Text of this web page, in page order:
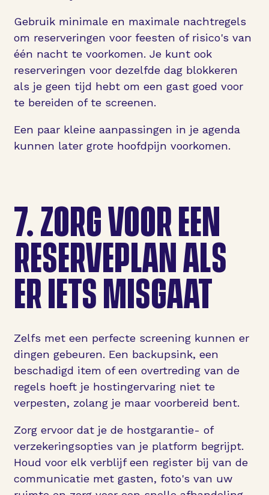
Gebruik minimale en maximale nachtregels
om reserveringen voor feesten of risico's van
één nacht te voorkomen. Je kunt ook
reserveringen voor dezelfde dag blokkeren
als je geen tijd hebt om een gast goed voor
te bereiden of te screenen.
Een paar kleine aanpassingen in je agenda
kunnen later grote hoofdpijn voorkomen.
7.ZORG VOOR EEN
RESERVEPLAN ALS
ER IETS MISGAAT
Zelfs met een perfecte screening kunnen er
dingen gebeuren. Een backupsink, een
beschadigd item of een overtreding van de
regels hoeft je hostingervaring niet te
verpesten, zolang je maar voorbereid bent.
Zorg ervoor dat je de hostgarantie- of
verzekeringsopties van je platform begrijpt.
Houd voor elk verblijf een register bij van de
communicatie met gasten, foto's van uw